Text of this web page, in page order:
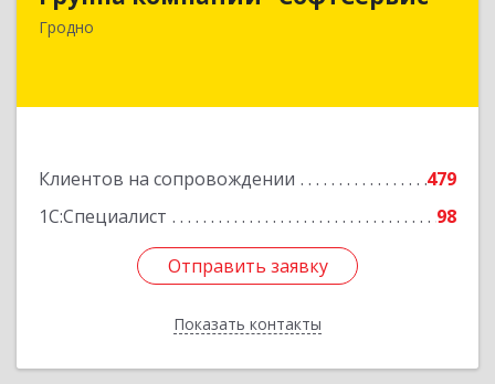
Гродно
Клиентов на сопровождении
479
1С:Специалист
98
Отправить заявку
Показать контакты
Отправить заявку
Назад